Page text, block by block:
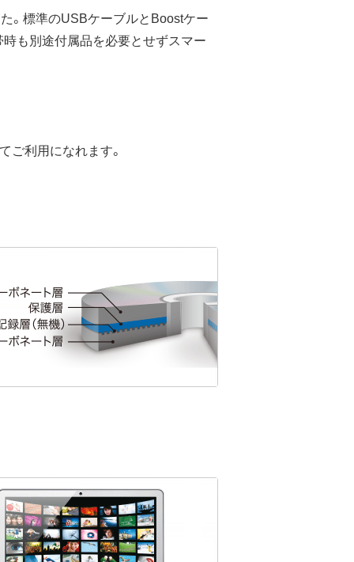
。標準のUSBケーブルとBoostケー
時も別途付属品を必要とせずスマー
ご利用になれます。